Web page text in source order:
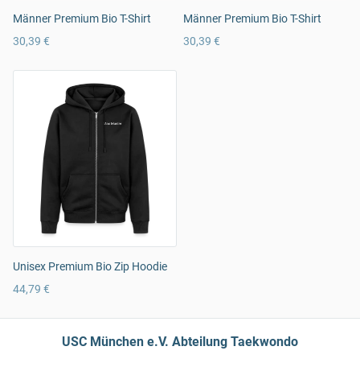
Männer Premium Bio T-Shirt
30,39 €
Männer Premium Bio T-Shirt
30,39 €
Unisex Premium Bio Zip Hoodie
44,79 €
USC München e.V. Abteilung Taekwondo